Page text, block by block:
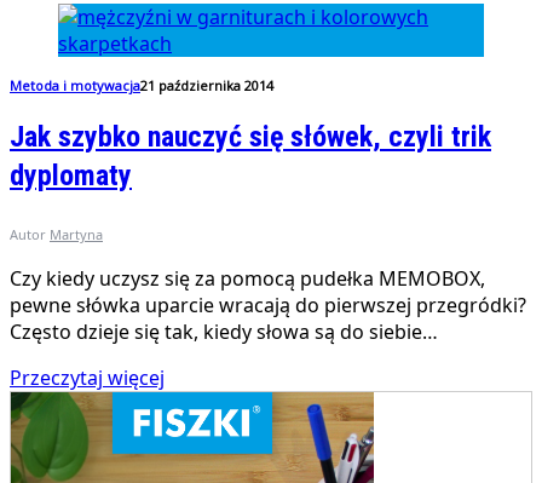
Metoda i motywacja21 października 2014
Jak szybko nauczyć się słówek, czyli trik
dyplomaty
Autor Martyna
Czy kiedy uczysz się za pomocą pudełka MEMOBOX,
pewne słówka uparcie wracają do pierwszej przegródki?
Często dzieje się tak, kiedy słowa są do siebie…
Przeczytaj więcej